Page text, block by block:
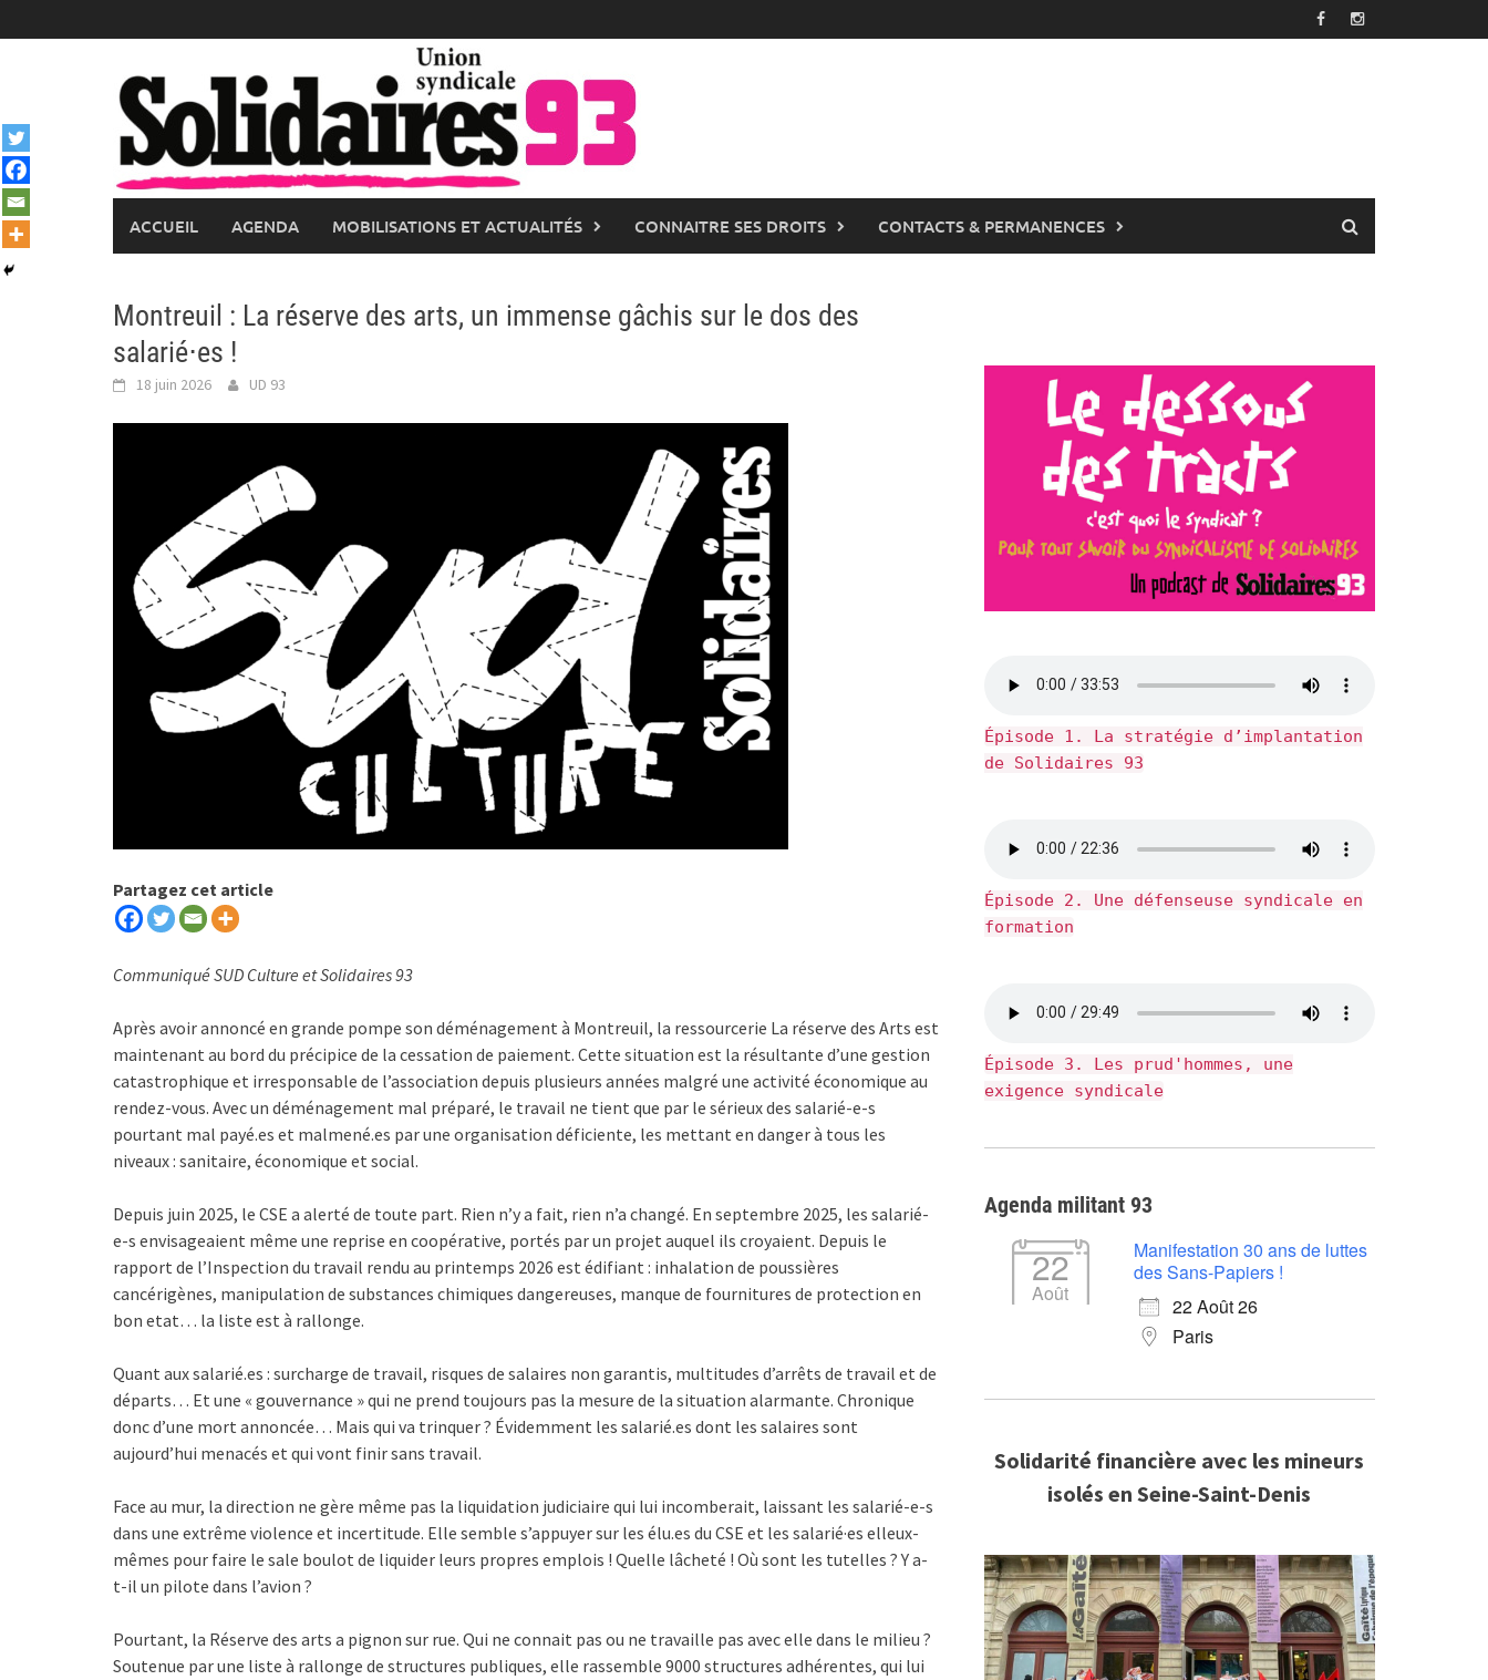
to
ACCUEIL AGENDA MOBILISATIONS ET ACTUALITÉS CONNAITRE SES DROITS CONTACTS & PERMANENCES
Montreuil : La réserve des arts, un immense gâchis sur le dos des
salarié⋅es !
18 juin 2026 UD 93
Partagez cet article
Communiqué SUD Culture et Solidaires 93
Après avoir annoncé en grande pompe son déménagement à Montreuil, la ressourcerie La réserve des Arts est
maintenant au bord du précipice de la cessation de paiement. Cette situation est la résultante d’une gestion
catastrophique et irresponsable de l’association depuis plusieurs années malgré une activité économique au
rendez-vous. Avec un déménagement mal préparé, le travail ne tient que par le sérieux des salarié-e-s
pourtant mal payé.es et malmené.es par une organisation déficiente, les mettant en danger à tous les
niveaux : sanitaire, économique et social.
Depuis juin 2025, le CSE a alerté de toute part. Rien n’y a fait, rien n’a changé. En septembre 2025, les salarié-
e-s envisageaient même une reprise en coopérative, portés par un projet auquel ils croyaient. Depuis le
rapport de l’Inspection du travail rendu au printemps 2026 est édifiant : inhalation de poussières
cancérigènes, manipulation de substances chimiques dangereuses, manque de fournitures de protection en
bon etat… la liste est à rallonge.
Quant aux salarié.es : surcharge de travail, risques de salaires non garantis, multitudes d’arrêts de travail et de
départs… Et une « gouvernance » qui ne prend toujours pas la mesure de la situation alarmante. Chronique
donc d’une mort annoncée… Mais qui va trinquer ? Évidemment les salarié.es dont les salaires sont
aujourd’hui menacés et qui vont finir sans travail.
Face au mur, la direction ne gère même pas la liquidation judiciaire qui lui incomberait, laissant les salarié-e-s
dans une extrême violence et incertitude. Elle semble s’appuyer sur les élu.es du CSE et les salarié·es elleux-
mêmes pour faire le sale boulot de liquider leurs propres emplois ! Quelle lâcheté ! Où sont les tutelles ? Y a-
t-il un pilote dans l’avion ?
Pourtant, la Réserve des arts a pignon sur rue. Qui ne connait pas ou ne travaille pas avec elle dans le milieu ?
Soutenue par une liste à rallonge de structures publiques, elle rassemble 9000 structures adhérentes, qui lui
Épisode 1. La stratégie d’implantation
de Solidaires 93
Épisode 2. Une défenseuse syndicale en
formation
Épisode 3. Les prud'hommes, une
exigence syndicale
Agenda militant 93
22
Août
Manifestation 30 ans de luttes
des Sans-Papiers !
22 Août 26
Paris
Solidarité financière avec les mineurs
isolés en Seine-Saint-Denis